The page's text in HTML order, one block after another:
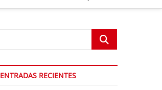
ó
n
d
e
Buscar...
ENTRADAS RECIENTES